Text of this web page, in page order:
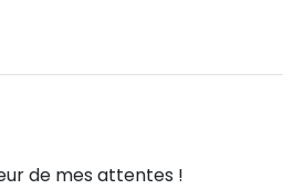
de mes attentes !